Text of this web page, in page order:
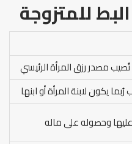
للمتزوجة
مصدر رزق المرأة الرئيسي
يكون لابنة المرأة أو ابنها
عليها وحصوله على ماله